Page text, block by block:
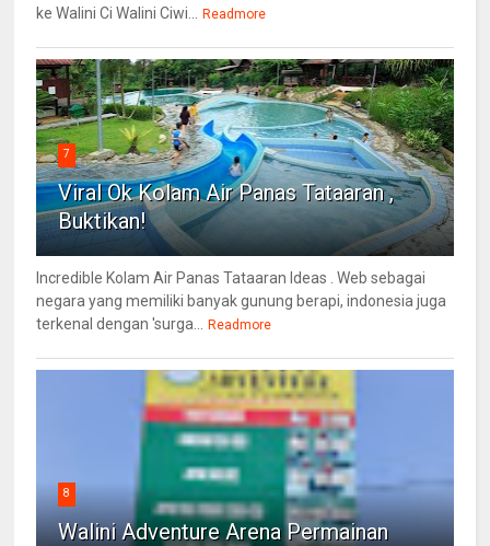
ke Walini Ci Walini Ciwi...
Readmore
7
Viral Ok Kolam Air Panas Tataaran ,
Buktikan!
Incredible Kolam Air Panas Tataaran Ideas . Web sebagai
negara yang memiliki banyak gunung berapi, indonesia juga
terkenal dengan 'surga...
Readmore
8
Walini Adventure Arena Permainan